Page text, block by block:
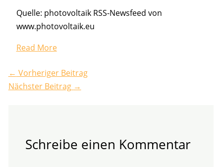
Quelle: photovoltaik RSS-Newsfeed von
www.photovoltaik.eu
Read More
← Vorheriger Beitrag
Nächster Beitrag →
Schreibe einen Kommentar